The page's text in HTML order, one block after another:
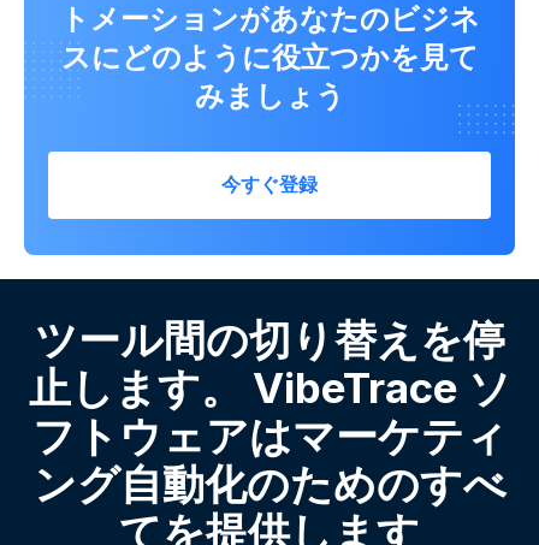
トメーションがあなたのビジネ
スにどのように役立つかを見て
みましょう
今すぐ登録
ツール間の切り替えを停
止します。 VibeTrace ソ
フトウェアはマーケティ
ング自動化のためのすべ
てを提供します